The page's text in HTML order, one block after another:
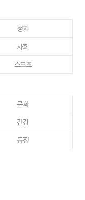
정치
사회
스포츠
문화
건강
동정